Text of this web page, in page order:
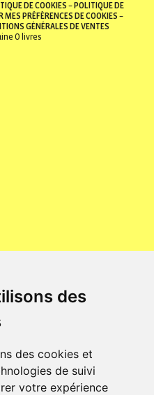
des
des cookies et
de suivi
votre expérience
DE COOKIES
POLITIQUE DE
MES PRÉFÈRENCES DE COOKIES
GÉNÉRALES DE VENTES
O livres